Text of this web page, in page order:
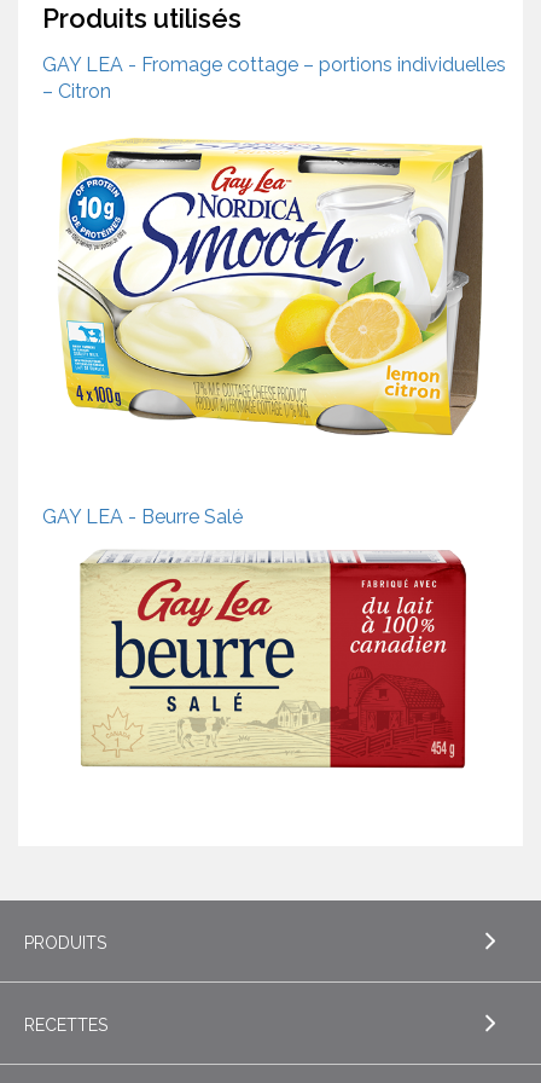
Produits utilisés
GAY LEA - Fromage cottage – portions individuelles
– Citron
GAY LEA - Beurre Salé
PRODUITS
EXPLORE PRODUITS
RECETTES